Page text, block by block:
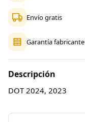
Envío gratis
Garantía fabricante
Descripción
DOT 2024, 2023